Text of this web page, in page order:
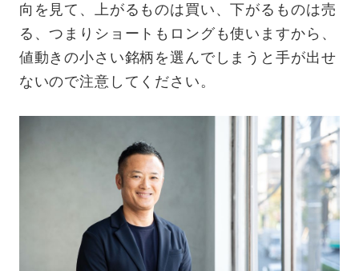
向を見て、上がるものは買い、下がるものは売
る、つまりショートもロングも使いますから、
値動きの小さい銘柄を選んでしまうと手が出せ
ないので注意してください。